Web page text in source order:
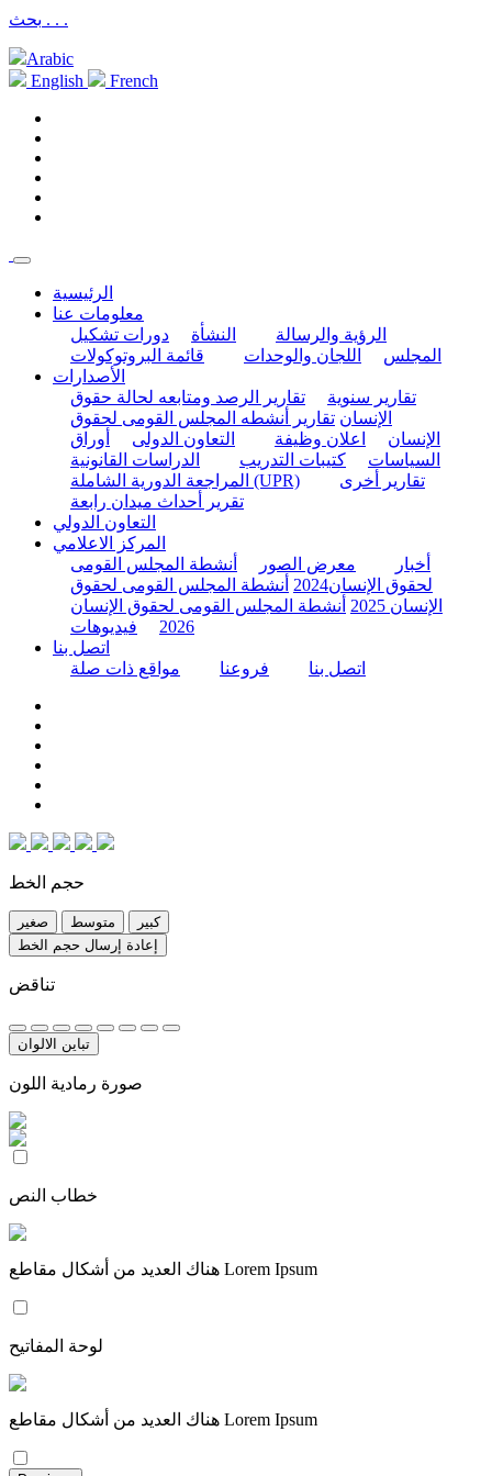
بحث . . .
Arabic
English
French
الرئيسية
معلومات عنا
الرؤية والرسالة
النشأة
دورات تشكيل
المجلس
اللجان والوحدات
قائمة البروتوكولات
الأصدارات
تقارير سنوية
تقارير الرصد ومتابعه لحالة حقوق
الإنسان تقارير أنشطه المجلس القومى لحقوق
الإنسان
اعلان وظيفة التعاون الدولى
أوراق
السياسات
كتيبات التدريب
الدراسات القانونية
المراجعة الدورية الشاملة (UPR)
تقارير أخرى
تقرير أحداث ميدان رابعة
التعاون الدولي
المركز الاعلامي
أخبار
معرض الصور
أنشطة المجلس القومى
لحقوق الإنسان2024
أنشطة المجلس القومى لحقوق
الإنسان 2025
أنشطة المجلس القومى لحقوق الإنسان
2026
فيديوهات
اتصل بنا
اتصل بنا
فروعنا مواقع ذات صلة
حجم الخط
صغير متوسط
كبير
إعادة إرسال حجم الخط
تناقض
تباين الالوان
صورة رمادية اللون
خطاب النص
هناك العديد من أشكال مقاطع Lorem Ipsum
لوحة المفاتيح
هناك العديد من أشكال مقاطع Lorem Ipsum